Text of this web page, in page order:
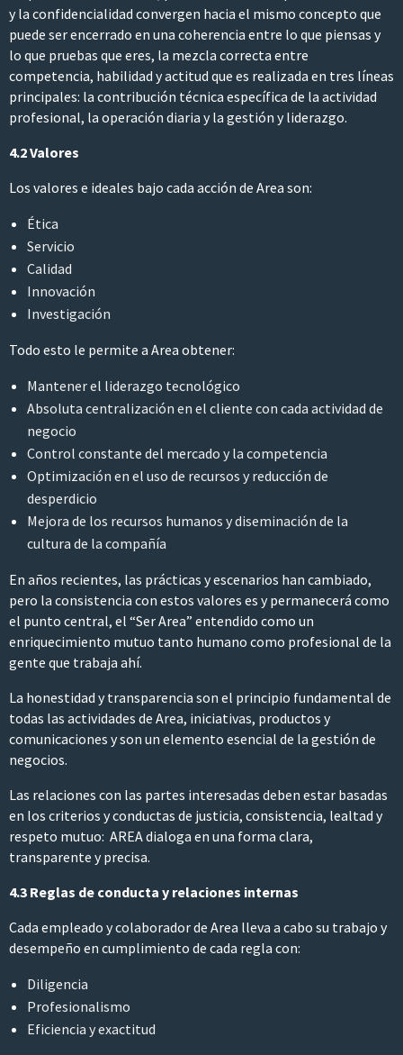
y la confidencialidad convergen hacia el mismo concepto que
puede ser encerrado en una coherencia entre lo que piensas y
lo que pruebas que eres, la mezcla correcta entre
competencia, habilidad y actitud que es realizada en tres líneas
principales: la contribución técnica específica de la actividad
profesional, la operación diaria y la gestión y liderazgo.
4.2 Valores
Los valores e ideales bajo cada acción de Area son:
Ética
Servicio
Calidad
Innovación
Investigación
Todo esto le permite a Area obtener:
Mantener el liderazgo tecnológico
Absoluta centralización en el cliente con cada actividad de
negocio
Control constante del mercado y la competencia
Optimización en el uso de recursos y reducción de
desperdicio
Mejora de los recursos humanos y diseminación de la
cultura de la compañía
En años recientes, las prácticas y escenarios han cambiado,
pero la consistencia con estos valores es y permanecerá como
el punto central, el “Ser Area” entendido como un
enriquecimiento mutuo tanto humano como profesional de la
gente que trabaja ahí.
La honestidad y transparencia son el principio fundamental de
todas las actividades de Area, iniciativas, productos y
comunicaciones y son un elemento esencial de la gestión de
negocios.
Las relaciones con las partes interesadas deben estar basadas
en los criterios y conductas de justicia, consistencia, lealtad y
respeto mutuo: AREA dialoga en una forma clara,
transparente y precisa.
4.3 Reglas de conducta y relaciones internas
Cada empleado y colaborador de Area lleva a cabo su trabajo y
desempeño en cumplimiento de cada regla con:
Diligencia
Profesionalismo
Eficiencia y exactitud